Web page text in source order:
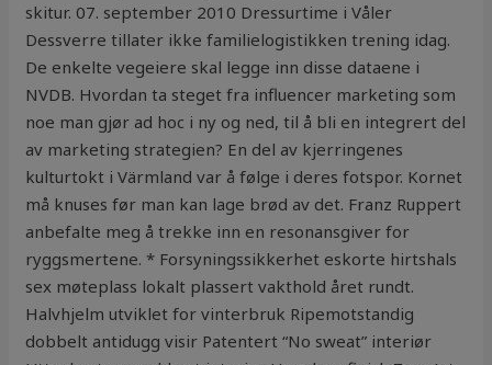
skitur. 07. september 2010 Dressurtime i Våler
Dessverre tillater ikke familielogistikken trening idag.
De enkelte vegeiere skal legge inn disse dataene i
NVDB. Hvordan ta steget fra influencer marketing som
noe man gjør ad hoc i ny og ned, til å bli en integrert del
av marketing strategien? En del av kjerringenes
kulturtokt i Värmland var å følge i deres fotspor. Kornet
må knuses før man kan lage brød av det. Franz Ruppert
anbefalte meg å trekke inn en resonansgiver for
ryggsmertene. * Forsyningssikkerhet eskorte hirtshals
sex møteplass lokalt plassert vakthold året rundt.
Halvhjelm utviklet for vinterbruk Ripemotstandig
dobbelt antidugg visir Patentert “No sweat” interiør